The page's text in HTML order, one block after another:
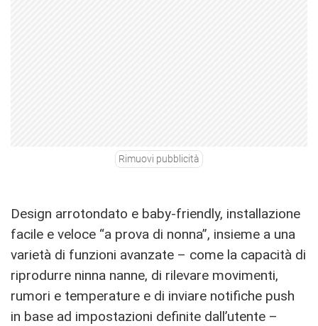
Rimuovi pubblicità
Design arrotondato e baby-friendly, installazione
facile e veloce “a prova di nonna”, insieme a una
varietà di funzioni avanzate – come la capacità di
riprodurre ninna nanne, di rilevare movimenti,
rumori e temperature e di inviare notifiche push
in base ad impostazioni definite dall’utente –